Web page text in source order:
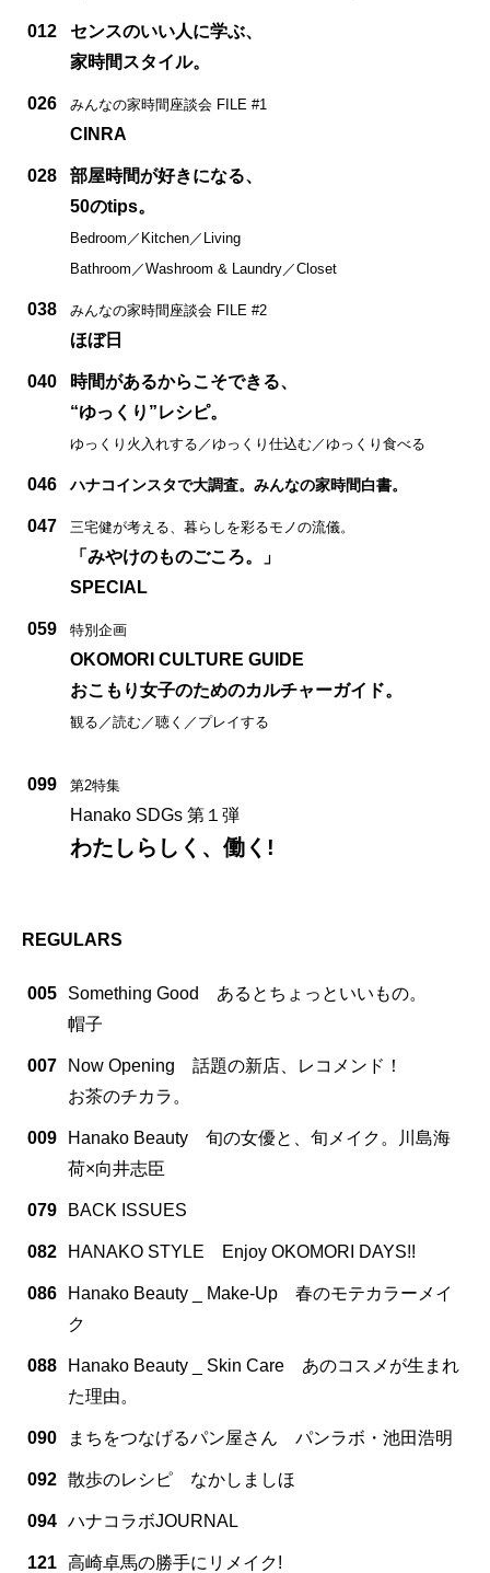
012
センスのいい人に学ぶ、
家時間スタイル。
026 みんなの家時間座談会 FILE #1
CINRA
028
部屋時間が好きになる、
50のtips。
Bedroom／Kitchen／Living
Bathroom／Washroom & Laundry／Closet
038 みんなの家時間座談会 FILE #2
ほぼ日
040
時間があるからこそできる、
“ゆっくり”レシピ。
ゆっくり火入れする／ゆっくり仕込む／ゆっくり食べる
046 ハナコインスタで大調査。みんなの家時間白書。
047 三宅健が考える、暮らしを彩るモノの流儀。
「みやけのものごころ。」
SPECIAL
059 特別企画
OKOMORI CULTURE GUIDE
おこもり女子のためのカルチャーガイド。
観る／読む／聴く／プレイする
099 第2特集
Hanako SDGs 第１弾
わたしらしく、働く!
REGULARS
005
Something Good あるとちょっといいもの。
帽子
007
Now Opening 話題の新店、レコメンド！
お茶のチカラ。
009
Hanako Beauty 旬の女優と、旬メイク。川島海
荷×向井志臣
079 BACK ISSUES
082 HANAKO STYLE Enjoy OKOMORI DAYS!!
086
Hanako Beauty _ Make-Up 春のモテカラーメイ
ク
088
Hanako Beauty _ Skin Care あのコスメが生まれ
た理由。
090 まちをつなげるパン屋さん パンラボ・池田浩明
092 散歩のレシピ なかしましほ
094 ハナコラボJOURNAL
121 高崎卓馬の勝手にリメイク!